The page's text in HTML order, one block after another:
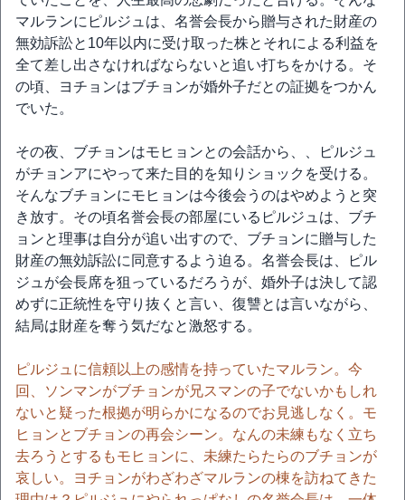
マルランにピルジュは、名誉会長から贈与された財産の
無効訴訟と10年以内に受け取った株とそれによる利益を
全て差し出さなければならないと追い打ちをかける。そ
の頃、ヨチョンはブチョンが婚外子だとの証拠をつかん
でいた。
その夜、ブチョンはモヒョンとの会話から、、ピルジュ
がチョンアにやって来た目的を知りショックを受ける。
そんなブチョンにモヒョンは今後会うのはやめようと突
き放す。その頃名誉会長の部屋にいるピルジュは、ブチ
ョンと理事は自分が追い出すので、ブチョンに贈与した
財産の無効訴訟に同意するよう迫る。名誉会長は、ピル
ジュが会長席を狙っているだろうが、婚外子は決して認
めずに正統性を守り抜くと言い、復讐とは言いながら、
結局は財産を奪う気だなと激怒する。
ピルジュに信頼以上の感情を持っていたマルラン。今
回、ソンマンがブチョンが兄スマンの子でないかもしれ
ないと疑った根拠が明らかになるのでお見逃しなく。モ
ヒョンとブチョンの再会シーン。なんの未練もなく立ち
去ろうとするもモヒョンに、未練たらたらのブチョンが
哀しい。ヨチョンがわざわざマルランの棟を訪ねてきた